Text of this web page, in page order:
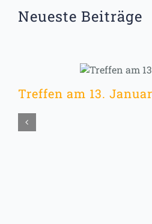
Neueste Beiträge
Treffen am 13. Januar